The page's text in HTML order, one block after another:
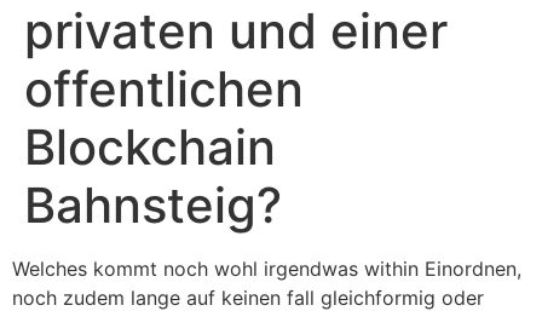
privaten und einer
offentlichen
Blockchain
Bahnsteig?
Welches kommt noch wohl irgendwas within Einordnen,
noch zudem lange auf keinen fall gleichformig oder